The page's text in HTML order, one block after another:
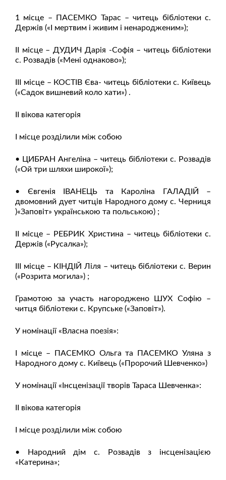
1 місце – ПАСЕМКО Тарас – читець бібліотеки с.
Держів («І мертвим і живим і ненародженим»);
ІІ місце – ДУДИЧ Дарія -Софія – читець бібліотеки
с. Розвадів («Мені однаково»);
ІІІ місце – КОСТІВ Єва- читець бібліотеки с. Київець
(«Садок вишневий коло хати») .
ІІ вікова категорія
І місце розділили між собою
• ЦИБРАН Ангеліна – читець бібліотеки с. Розвадів
(«Ой три шляхи широкої»);
• Євгенія ІВАНЕЦЬ та Кароліна ГАЛАДІЙ –
двомовний дует читців Народного дому с. Черниця
)«Заповіт» українською та польською) ;
ІІ місце – РЕБРИК Христина – читець бібліотеки с.
Держів («Русалка»);
ІІІ місце – КІНДІЙ Ліля – читець бібліотеки с. Верин
(«Розрита могила») ;
Грамотою за участь нагороджено ШУХ Софію –
читця бібліотеки с. Крупське («Заповіт»).
У номінації «Власна поезія»:
І місце – ПАСЕМКО Ольга та ПАСЕМКО Уляна з
Народного дому с. Київець («Пророчий Шевченко»)
У номінації «Інсценізації творів Тараса Шевченка»:
ІІ вікова категорія
І місце розділили між собою
• Народний дім с. Розвадів з інсценізацією
«Катерина»;